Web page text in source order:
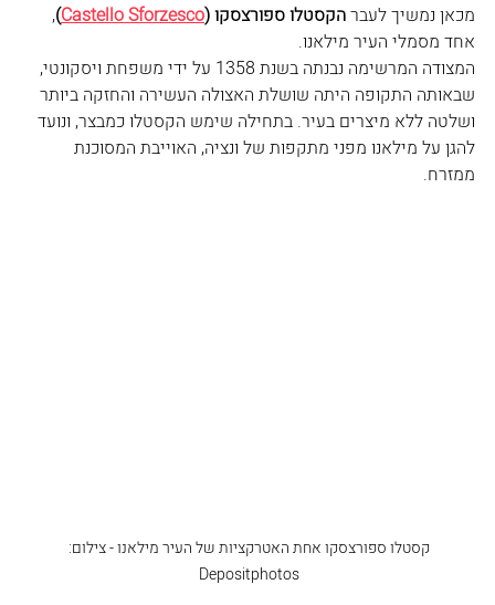
מכאן נמשיך לעבר הקסטלו ספורצסקו (Castello Sforzesco
)
,
אחד מסמלי העיר מילאנו.
המצודה המרשימה נבנתה בשנת 1358 על ידי משפחת ויסקונטי,
שבאותה התקופה היתה שושלת האצולה העשירה והחזקה ביותר
ושלטה ללא מיצרים בעיר. בתחילה שימש הקסטלו כמבצר, ונועד
להגן על מילאנו מפני מתקפות של ונציה, האוייבת המסוכנת
ממזרח.
קסטלו ספורצסקו ‏אחת האטרקציות של העיר מילאנו - צילום:
Depositphotos